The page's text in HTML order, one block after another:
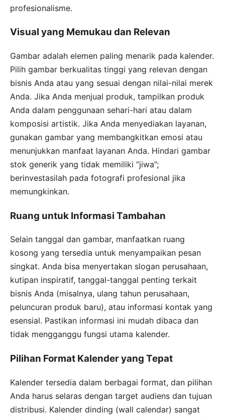
profesionalisme.
Visual yang Memukau dan Relevan
Gambar adalah elemen paling menarik pada kalender.
Pilih gambar berkualitas tinggi yang relevan dengan
bisnis Anda atau yang sesuai dengan nilai-nilai merek
Anda. Jika Anda menjual produk, tampilkan produk
Anda dalam penggunaan sehari-hari atau dalam
komposisi artistik. Jika Anda menyediakan layanan,
gunakan gambar yang membangkitkan emosi atau
menunjukkan manfaat layanan Anda. Hindari gambar
stok generik yang tidak memiliki “jiwa”;
berinvestasilah pada fotografi profesional jika
memungkinkan.
Ruang untuk Informasi Tambahan
Selain tanggal dan gambar, manfaatkan ruang
kosong yang tersedia untuk menyampaikan pesan
singkat. Anda bisa menyertakan slogan perusahaan,
kutipan inspiratif, tanggal-tanggal penting terkait
bisnis Anda (misalnya, ulang tahun perusahaan,
peluncuran produk baru), atau informasi kontak yang
esensial. Pastikan informasi ini mudah dibaca dan
tidak mengganggu fungsi utama kalender.
Pilihan Format Kalender yang Tepat
Kalender tersedia dalam berbagai format, dan pilihan
Anda harus selaras dengan target audiens dan tujuan
distribusi. Kalender dinding (wall calendar) sangat